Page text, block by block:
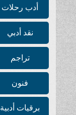
أدب رحلات
نقد أدبي
تراجم
فنون
برقيات أدبية